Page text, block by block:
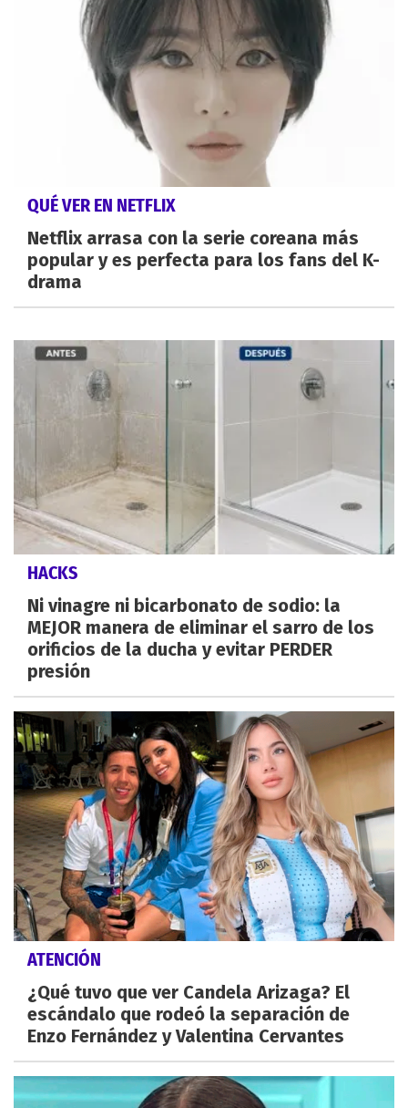
QUÉ VER EN NETFLIX
Netflix arrasa con la serie coreana más
popular y es perfecta para los fans del K-
drama
HACKS
Ni vinagre ni bicarbonato de sodio: la
MEJOR manera de eliminar el sarro de los
orificios de la ducha y evitar PERDER
presión
ATENCIÓN
¿Qué tuvo que ver Candela Arizaga? El
escándalo que rodeó la separación de
Enzo Fernández y Valentina Cervantes